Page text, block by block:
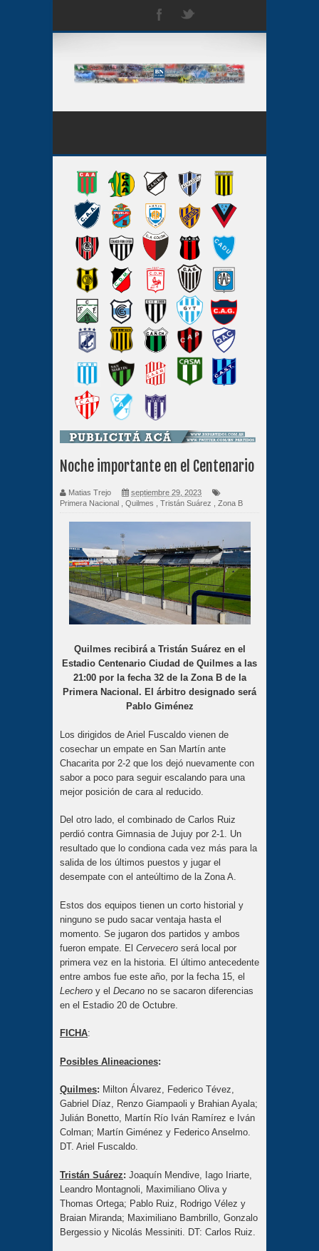
Noche importante en el Centenario
Matias Trejo
septiembre 29, 2023
Primera Nacional
Quilmes Tristán Suárez Zona B
Quilmes recibirá a Tristán Suárez en el
Estadio Centenario Ciudad de Quilmes a las
21:00 por la fecha 32 de la Zona B de la
Primera Nacional. El árbitro designado será
Pablo Giménez
Los dirigidos de Ariel Fuscaldo vienen de
cosechar un empate en San Martín ante
Chacarita por 2-2 que los dejó nuevamente con
sabor a poco para seguir escalando para una
mejor posición de cara al reducido.
Del otro lado, el combinado de Carlos Ruiz
perdió contra Gimnasia de Jujuy por 2-1. Un
resultado que lo condiona cada vez más para la
salida de los últimos puestos y jugar el
desempate con el anteúltimo de la Zona A.
Estos dos equipos tienen un corto historial y
ninguno se pudo sacar ventaja hasta el
momento. Se jugaron dos partidos y ambos
fueron empate. El Cervecero será local por
primera vez en la historia. El último antecedente
entre ambos fue este año, por la fecha 15, el
Lechero y el Decano no se sacaron diferencias
en el Estadio 20 de Octubre.
FICHA:
Posibles Alineaciones:
Quilmes: Milton Álvarez, Federico Tévez,
Gabriel Díaz, Renzo Giampaoli y Brahian Ayala;
Julián Bonetto, Martín Río Iván Ramírez e Iván
Colman; Martín Giménez y Federico Anselmo.
DT. Ariel Fuscaldo.
Tristán Suárez: Joaquín Mendive, Iago Iriarte,
Leandro Montagnoli, Maximiliano Oliva y
Thomas Ortega; Pablo Ruiz, Rodrigo Vélez y
Braian Miranda; Maximiliano Bambrillo, Gonzalo
Bergessio y Nicolás Messiniti. DT: Carlos Ruiz.